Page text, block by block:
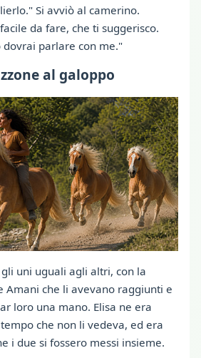
Si avviò al camerino.
da fare, che ti suggerisco.
dovrai parlare con me."
al galoppo
uni uguali agli altri, con la
Amani che li avevano raggiunti e
loro una mano. Elisa ne era
che non li vedeva, ed era
i due si fossero messi insieme.